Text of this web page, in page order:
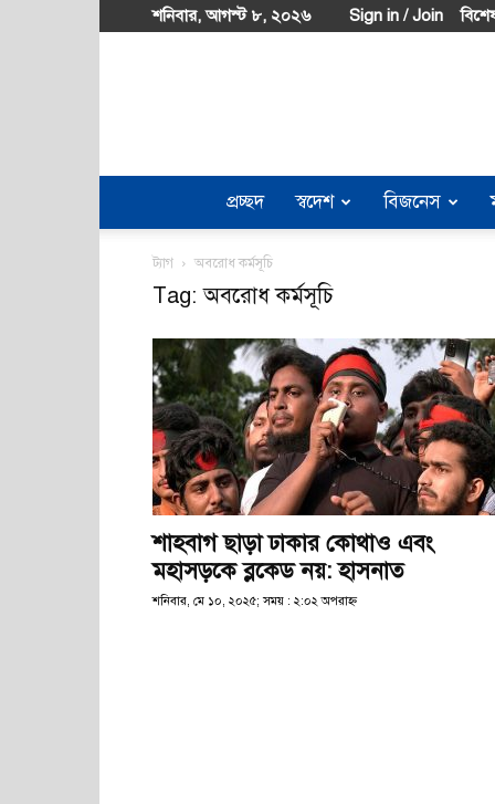
শনিবার, আগস্ট ৮, ২০২৬ Sign in / Join
প্রচ্ছদ স্বদেশ বিজনেস
ট্যাগ অবরোধ কর্মসূচি
Tag: অবরোধ কর্মসূচি
শাহবাগ ছাড়া ঢাকার কোথাও এবং
মহাসড়কে ব্লকেড নয়: হাসনাত
শনিবার, মে ১০, ২০২৫; সময় : ২:০২ অপরাহ্ণ